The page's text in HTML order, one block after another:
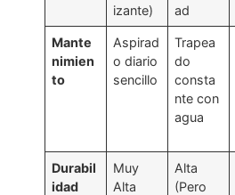
izante)
ad
Mante
nimien
to
Aspirad
o diario
sencillo
Trapea
do
consta
nte con
agua
Durabil
idad
Muy
Alta
Alta
(Pero